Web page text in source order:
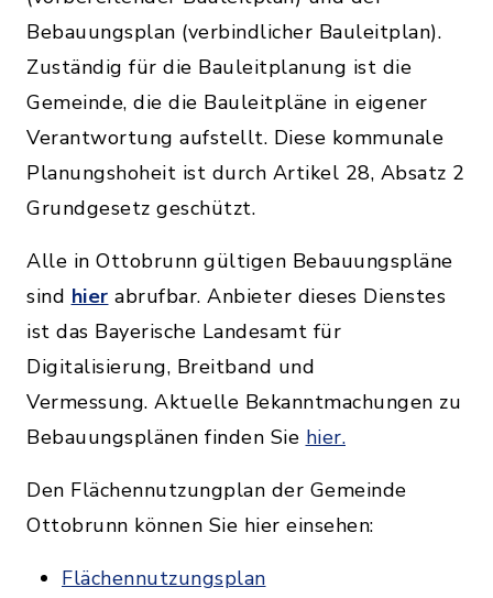
Bebauungsplan (verbindlicher Bauleitplan).
Zuständig für die Bauleitplanung ist die
Gemeinde, die die Bauleitpläne in eigener
Verantwortung aufstellt. Diese kommunale
Planungshoheit ist durch Artikel 28, Absatz 2
Grundgesetz geschützt.
Alle in Ottobrunn gültigen Bebauungspläne
sind hier abrufbar. Anbieter dieses Dienstes
ist das Bayerische Landesamt für
Digitalisierung, Breitband und
Vermessung. Aktuelle Bekanntmachungen zu
Bebauungsplänen finden Sie hier.
Den Flächennutzungplan der Gemeinde
Ottobrunn können Sie hier einsehen:
Flächennutzungsplan